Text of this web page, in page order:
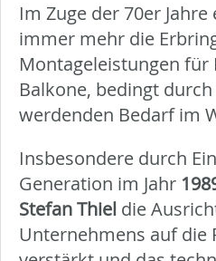
Im Zuge der 70er
immer mehr die
Montageleistungen für
Balkone, bedingt
werdenden Bedarf im
Insbesondere durch
Generation im Jahr
Stefan Thiel die
Unternehmens auf die